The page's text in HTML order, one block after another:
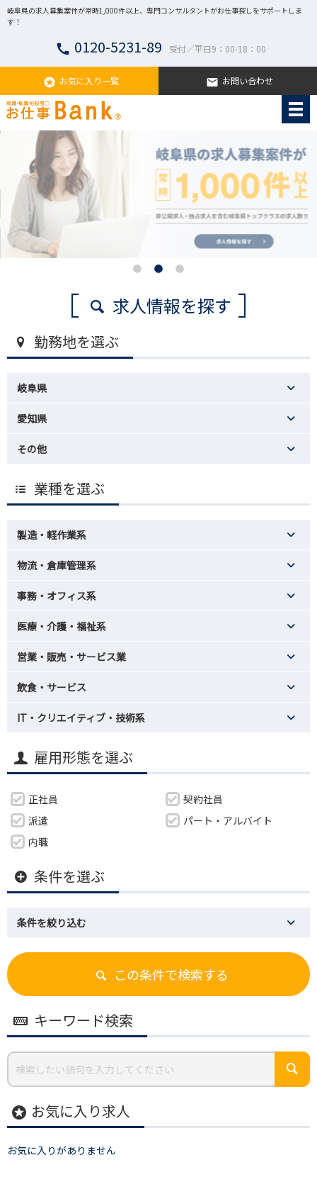
岐阜県の求人募集案件が常時1,000件以上、専門コンサルタントがお仕事探しをサポートしま
す！
call 0120-5231-89 受付／平日9：00-18：00
stars お気に入り一覧 email お問い合わせ
求人情報を探す
勤務地を選ぶ
岐阜県
愛知県
その他
業種を選ぶ
製造・軽作業系
物流・倉庫管理系
事務・オフィス系
医療・介護・福祉系
営業・販売・サービス業
飲食・サービス
IT・クリエイティブ・技術系
雇用形態を選ぶ
正社員
契約社員
派遣
パート・アルバイト
内職
条件を選ぶ
条件を絞り込む
この条件で検索する
キーワード検索
stars お気に入り求人
お気に入りがありません